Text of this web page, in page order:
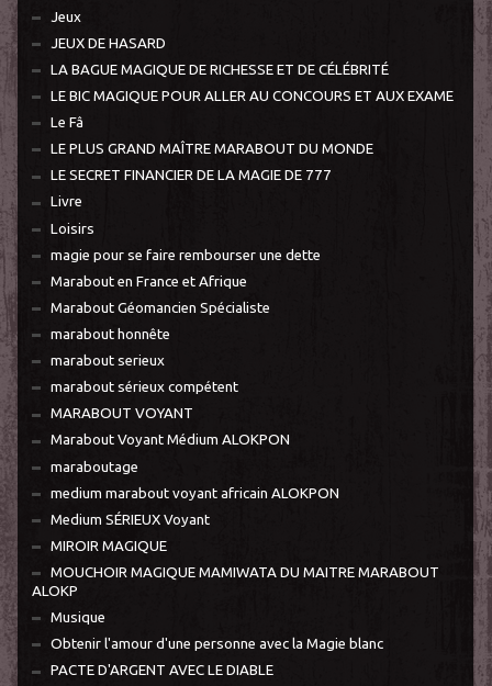
Jeux
JEUX DE HASARD
LA BAGUE MAGIQUE DE RICHESSE ET DE CÉLÉBRITÉ
LE BIC MAGIQUE POUR ALLER AU CONCOURS ET AUX EXAME
Le Fâ
LE PLUS GRAND MAÎTRE MARABOUT DU MONDE
LE SECRET FINANCIER DE LA MAGIE DE 777
Livre
Loisirs
magie pour se faire rembourser une dette
Marabout en France et Afrique
Marabout Géomancien Spécialiste
marabout honnête
marabout serieux
marabout sérieux compétent
MARABOUT VOYANT
Marabout Voyant Médium ALOKPON
maraboutage
medium marabout voyant africain ALOKPON
Medium SÉRIEUX Voyant
MIROIR MAGIQUE
MOUCHOIR MAGIQUE MAMIWATA DU MAITRE MARABOUT
ALOKP
Musique
Obtenir l'amour d'une personne avec la Magie blanc
PACTE D'ARGENT AVEC LE DIABLE